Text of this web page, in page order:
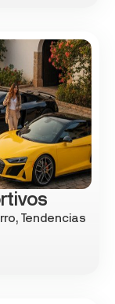
,Tendencias